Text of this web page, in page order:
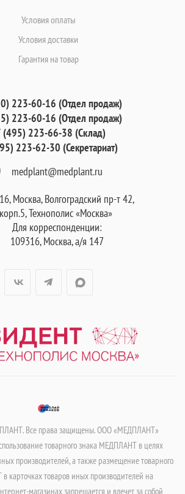
Условия оплаты
Условия доставки
Гарантия на товар
223-60-16 (Отдел продаж)
223-60-16 (Отдел продаж)
(495) 223-66-38 (Склад)
223-62-30 (Секретариат)
medplant@medplant.ru
Москва, Волгоградский пр-т 42,
корп.5, Технополис «Москва»
Для корреспонденции:
109316, Москва, а/я 147
Все права защищены. ООО «МЕДПЛАНТ»
товарного знака МЕДПЛАНТ в целях
производителей, а также размещение товарного
карточках товаров иных производителей на
магазинах запрещается и влечет за собой